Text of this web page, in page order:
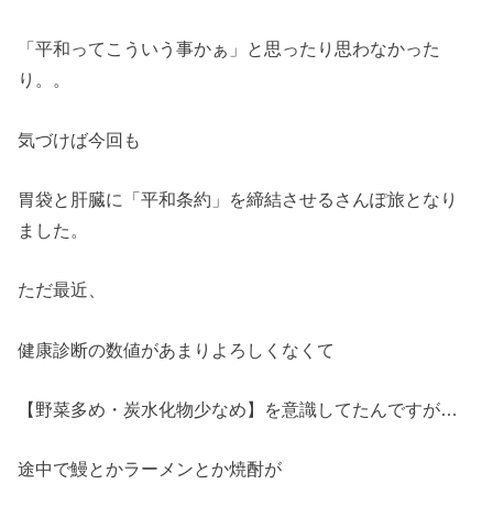
「平和ってこういう事かぁ」と思ったり思わなかった
り。。
気づけば今回も
胃袋と肝臓に「平和条約」を締結させるさんぽ旅となり
ました。
ただ最近、
健康診断の数値があまりよろしくなくて
【野菜多め・炭水化物少なめ】を意識してたんですが…
途中で鰻とかラーメンとか焼酎が